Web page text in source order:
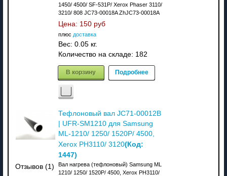
1450/ 4500/ SF-531P/ Xerox Phaser 3110/
3210/ 808 JC73-00018A ZhJC73-00018A
Цена: 150 руб
плюс доставка
Вес: 0.05 кг.
Количество на складе: 182
В корзину Подробнее
Отзывов (1)
Тефлоновый вал JC71-00012B
| UFR-SM1210 для Samsung
ML-1210/ 1250/ 1520P/ 4500,
Xerox PH3110/ 3120(Код:
1447)
Вал нагрева (тефлоновый) Samsung ML
1210/ 1250/ 1520P/ 4500, Xerox PH3110/